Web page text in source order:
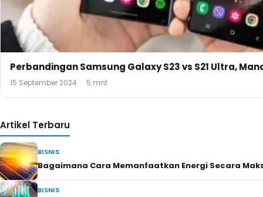
Perbandingan Samsung Galaxy S23 vs S21 Ultra,
15 September 2024 · 5 mnt
Artikel Terbaru
BISNIS
Bagaimana Cara Memanfaatkan Energi Secara
BISNIS